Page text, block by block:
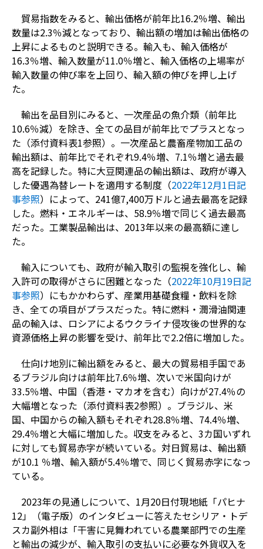
貿易指数をみると、輸出価格が前年比16.2％増、輸出
数量は2.3％減となっており、輸出額の増加は輸出価格の
上昇によるものと説明できる。輸入も、輸入価格が
16.3％増、輸入数量が11.0％増と、輸入価格の上場率が
輸入数量の伸び率を上回り、輸入額の伸びを押し上げ
た。
輸出を品目別にみると、一次産品の魚介類（前年比
10.6％減）を除き、全ての品目が前年比でプラスとなっ
た（添付資料表1参照）。一次産品と農畜産物加工品の
輸出額は、前年比でそれぞれ9.4％増、7.1％増と過去最
高を記録した。特に大豆関連品の輸出額は、政府が導入
した優遇為替レートを適用する制度（2022年12月1日記
事参照）によって、241億7,400万ドルと過去最高を記録
した。燃料・エネルギーは、58.9％増で同じく過去最高
だった。工業製品輸出は、2013年以来の最高額に達し
た。
輸入についても、政府が輸入取引の監視を強化し、輸
入許可の取得がさらに困難となった（2022年10月19日記
事参照）にもかかわらず、産業用基礎食糧・飲料を除
き、全ての項目がプラスだった。特に燃料・潤滑油関連
品の輸入は、ロシアによるウクライナ侵攻後の世界的な
資源価格上昇の影響を受け、前年比で2.2倍に増加した。
仕向け地別に輸出額をみると、最大の貿易相手国であ
るブラジル向けは前年比7.6％増、次いで米国向けが
33.5％増、中国（香港・マカオを含む）向けが27.4％の
大幅増となった（添付資料表2参照）。ブラジル、米
国、中国からの輸入額もそれぞれ28.8％増、74.4％増、
29.4％増と大幅に増加した。収支をみると、3カ国いずれ
に対しても貿易赤字が続いている。対日貿易は、輸出額
が10.1 ％増、輸入額が5.4％増で、同じく貿易赤字になっ
ている。
2023年の見通しについて、1月20日付現地紙「パヒナ
12」（電子版）のインタビューに答えたセシリア・トデ
スカ副外相は「干害に見舞われている農業部門での生産
と輸出の減少が、輸入取引の支払いに必要な外貨収入を